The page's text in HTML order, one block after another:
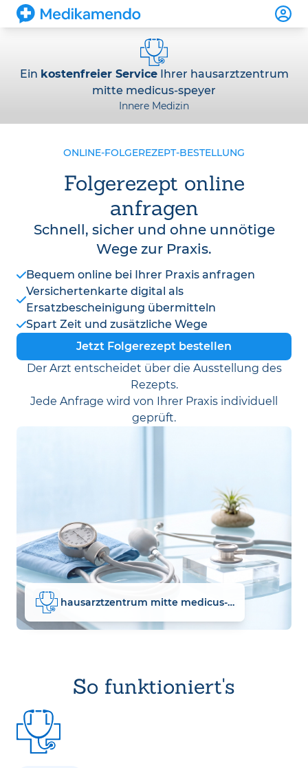
Ein kostenfreier ServiceIhrer hausarztzentrum
mitte medicus-speyer
Innere Medizin
ONLINE-FOLGEREZEPT-BESTELLUNG
Folgerezept online
anfragen
Schnell, sicher und ohne unnötige
Wege zur Praxis.
Bequem online bei Ihrer Praxis anfragen
Versichertenkarte digital als
Ersatzbescheinigung übermitteln
Spart Zeit und zusätzliche Wege
Jetzt Folgerezept bestellen
Der Arzt entscheidet über die Ausstellung des
Rezepts.
Jede Anfrage wird von Ihrer Praxis individuell
geprüft.
hausarztzentrum mitte medicus-speyer
So funktioniert's